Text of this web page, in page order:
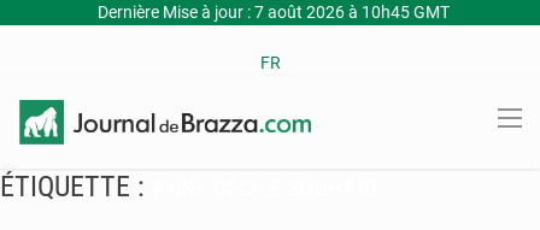
Dernière Mise à jour : 7 août 2026 à 10h45 GMT
FR
ÉTIQUETTE :